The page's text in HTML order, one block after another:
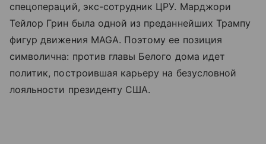
спецопераций, экс-сотрудник ЦРУ. Марджори
Тейлор Грин была одной из преданнейших Трампу
фигур движения MAGA. Поэтому ее позиция
символична: против главы Белого дома идет
политик, построившая карьеру на безусловной
лояльности президенту США.